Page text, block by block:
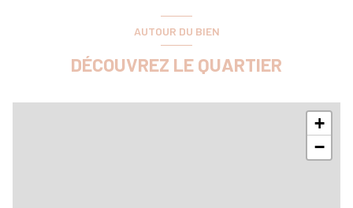
AUTOUR DU BIEN
DÉCOUVREZ LE QUARTIER
+
−